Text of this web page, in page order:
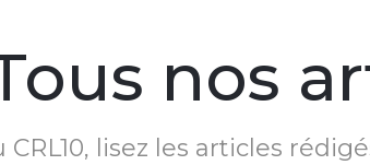
nos
lisez les articles